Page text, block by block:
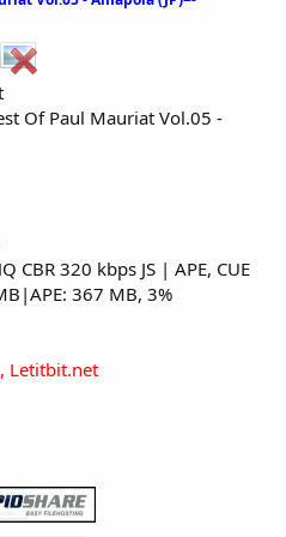
Of Paul Mauriat Vol.05 -
CBR 320 kbps JS | APE, CUE
367 MB, 3%
Letitbit.net